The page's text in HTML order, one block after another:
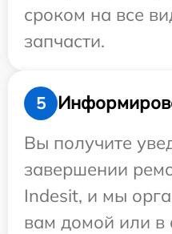
сроком на все
запчасти.
5
Вы получите
завершении
Indesit, и мы
вам домой или в